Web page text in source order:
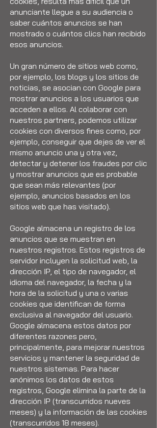
anunciante llegue a su audiencia o
saber cuántos anuncios se han
mostrado o cuántos clics han recibido
esos anuncios.
Un gran número de sitios web como,
por ejemplo, los blogs y los sitios de
noticias, se asocian con Google para
mostrar anuncios a los usuarios que
acceden a ellos. Al colaborar con
nuestros partners, podemos utilizar
cookies con diversos fines como, por
ejemplo, conseguir que dejes de ver el
mismo anuncio una y otra vez,
detectar y detener los fraudes por clic
y mostrar anuncios que es probable
que sean más relevantes (por
ejemplo, anuncios basados en los
sitios web que has visitado).
Google almacena un registro de los
anuncios que se muestran en
nuestros registros. Estos registros de
servidor incluyen la solicitud web, la
dirección IP, el tipo de navegador, el
idioma del navegador, la fecha y la
hora de la solicitud y una o varias
cookies que identifican de forma
exclusiva al navegador del usuario.
Google almacena estos datos por
diferentes razones pero,
principalmente, para mejorar nuestros
servicios y mantener la seguridad de
nuestros sistemas. Para hacer
anónimos los datos de estos
registros, Google elimina la parte de la
dirección IP (transcurridos nueves
meses) y la información de las cookies
(transcurridos 18 meses).